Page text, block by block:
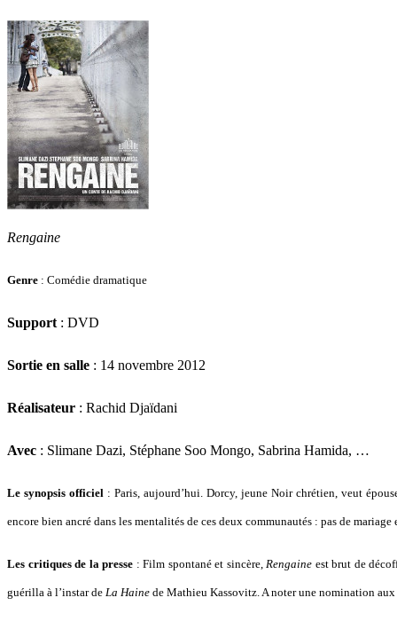
Rengaine
Genre : Comédie dramatique
Support : DVD
Sortie en salle : 14 novembre 2012
Réalisateur : Rachid Djaïdani
Avec : Slimane Dazi, Stéphane Soo Mongo, Sabrina Hamida, …
Le synopsis officiel : Paris, aujourd’hui. Dorcy, jeune Noir chrétien, veut
encore bien ancré dans les mentalités de ces deux communautés : pas de
Les critiques de la presse : Film spontané et sincère, Rengaine est brut de
guérilla à l’instar de La Haine de Mathieu Kassovitz. A noter une nomination